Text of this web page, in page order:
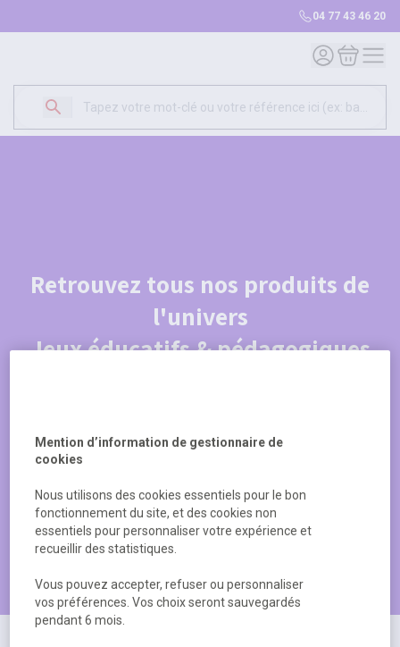
04 77 43 46 20
Mon compte
Mon
Retrouvez tous nos produits de
l'univers
Jeux éducatifs & pédagogiques
Les produits les plus populaires
Mention d’information de gestionnaire de
cookies
Nous utilisons des cookies essentiels pour le bon
fonctionnement du site, et des cookies non
essentiels pour personnaliser votre expérience et
recueillir des statistiques.
Vous pouvez accepter, refuser ou personnaliser
vos préférences. Vos choix seront sauvegardés
pendant 6 mois.